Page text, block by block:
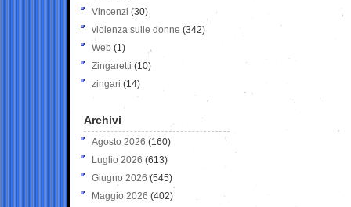
Vincenzi (30)
violenza sulle donne (342)
Web (1)
Zingaretti (10)
zingari (14)
Archivi
Agosto 2026 (160)
Luglio 2026 (613)
Giugno 2026 (545)
Maggio 2026 (402)